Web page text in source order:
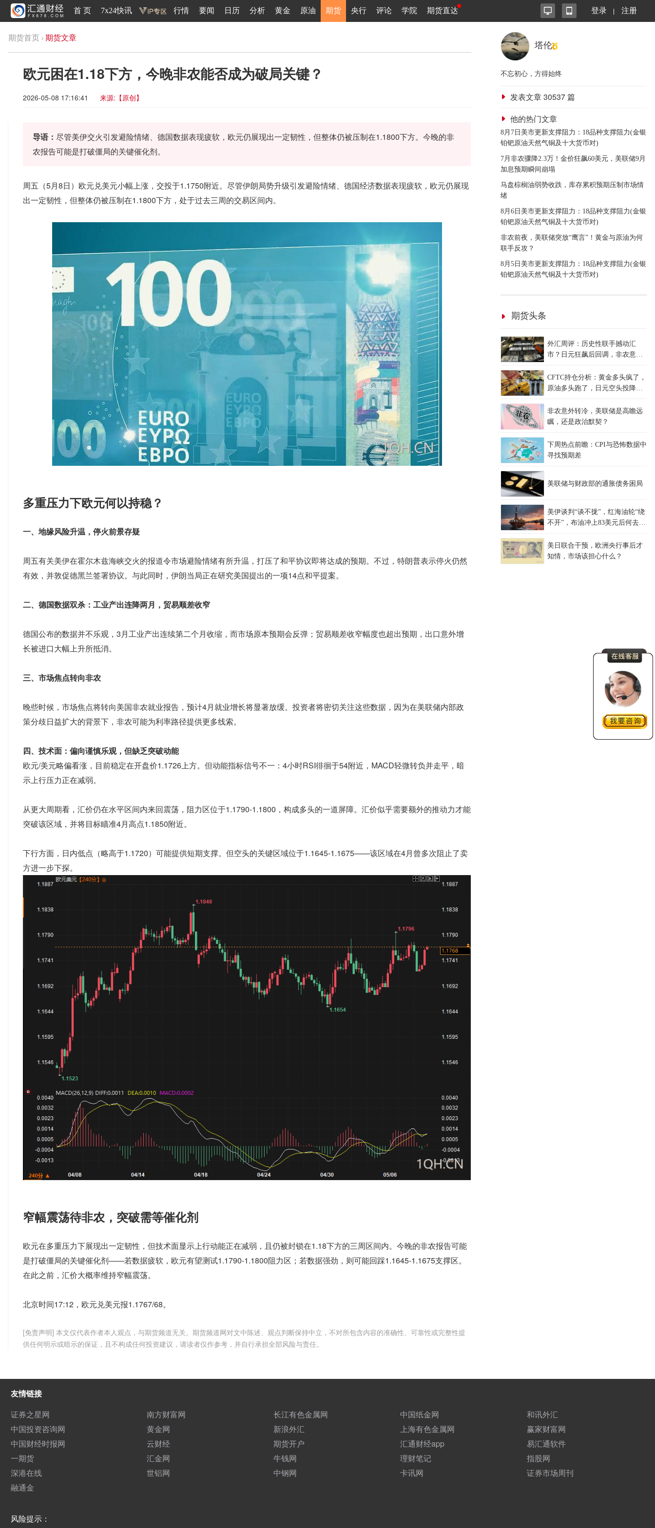
首 页 7x24快讯 行情 要闻 日历 分析 黄金 原油 期货 央行 评论 学院 期货直达 登录 注册
期货首页 期货文章
欧元困在1.18下方，今晚非农能否成为破局关键？
2026-05-08 17:16:41 来源:【原创】
导语： 尽管美伊交火引发避险情绪、德国数据表现疲软，欧元仍展现出一定韧性，但整体仍被压制在1.1800下方。今晚的非
农报告可能是打破僵局的关键催化剂。
周五（5月8日）欧元兑美元小幅上涨，交投于1.1750附近。尽管伊朗局势升级引发避险情绪、德国经济数据表现疲软，欧元仍展现
出一定韧性，但整体仍被压制在1.1800下方，处于过去三周的交易区间内。
多重压力下欧元何以持稳？
一、地缘风险升温，停火前景存疑
周五有关美伊在霍尔木兹海峡交火的报道令市场避险情绪有所升温，打压了和平协议即将达成的预期。不过，特朗普表示停火仍然
有效，并敦促德黑兰签署协议。与此同时，伊朗当局正在研究美国提出的一项14点和平提案。
二、德国数据双杀：工业产出连降两月，贸易顺差收窄
德国公布的数据并不乐观，3月工业产出连续第二个月收缩，而市场原本预期会反弹；贸易顺差收窄幅度也超出预期，出口意外增
长被进口大幅上升所抵消。
三、市场焦点转向非农
晚些时候，市场焦点将转向美国非农就业报告，预计4月就业增长将显著放缓。投资者将密切关注这些数据，因为在美联储内部政
策分歧日益扩大的背景下，非农可能为利率路径提供更多线索。
四、技术面：偏向谨慎乐观，但缺乏突破动能
欧元/美元略偏看涨，目前稳定在开盘价1.1726上方。但动能指标信号不一：4小时RSI徘徊于54附近，MACD轻微转负并走平，暗
示上行压力正在减弱。
从更大周期看，汇价仍在水平区间内来回震荡，阻力区位于1.1790-1.1800，构成多头的一道屏障。汇价似乎需要额外的推动力才能
突破该区域，并将目标瞄准4月高点1.1850附近。
下行方面，日内低点（略高于1.1720）可能提供短期支撑。但空头的关键区域位于1.1645-1.1675——该区域在4月曾多次阻止了卖
方进一步下探。
窄幅震荡待非农，突破需等催化剂
欧元在多重压力下展现出一定韧性，但技术面显示上行动能正在减弱，且仍被封锁在1.18下方的三周区间内。今晚的非农报告可能
是打破僵局的关键催化剂——若数据疲软，欧元有望测试1.1790-1.1800阻力区；若数据强劲，则可能回踩1.1645-1.1675支撑区。
在此之前，汇价大概率维持窄幅震荡。
北京时间17:12，欧元兑美元报1.1767/68。
[免责声明] 本文仅代表作者本人观点，与期货频道无关。期货频道网对文中陈述、观点判断保持中立，不对所包含内容的准确性、可靠性或完整性提
供任何明示或暗示的保证，且不构成任何投资建议，请读者仅作参考，并自行承担全部风险与责任。
塔伦
不忘初心，方得始终
发表文章30537篇
他的热门文章
8月7日美市更新支撑阻力：18品种支撑阻力(金银
铂钯原油天然气铜及十大货币对)
7月非农骤降2.3万！金价狂飙60美元，美联储9月
加息预期瞬间崩塌
马盘棕榈油弱势收跌，库存累积预期压制市场情
绪
8月6日美市更新支撑阻力：18品种支撑阻力(金银
铂钯原油天然气铜及十大货币对)
非农前夜，美联储突放“鹰言”！黄金与原油为何
联手反攻？
8月5日美市更新支撑阻力：18品种支撑阻力(金银
铂钯原油天然气铜及十大货币对)
期货头条
外汇周评：历史性联手撼动汇
市？日元狂飙后回调，非农意外
CFTC持仓分析：黄金多头疯了，
原油多头跑了，日元空头投降
非农意外转冷，美联储是高瞻远
瞩，还是政治默契？
下周热点前瞻：CPI与恐怖数据中
寻找预期差
美联储与财政部的通胀债务困局
美伊谈判“谈不拢”，红海油轮“绕
不开”，布油冲上83美元后何去何
美日联合干预，欧洲央行事后才
知情，市场该担心什么？
友情链接
证券之星网
南方财富网 长江有色金属网 中国纸金网
和讯外汇
中国投资咨询网
黄金网 新浪外汇 上海有色金属网
赢家财富网
中国财经时报网
云财经 期货开户 汇通财经app
易汇通软件
一期货
汇金网 牛钱网 理财笔记
指股网
深港在线
世铝网 中钢网 卡讯网
证券市场周刊
融通金
风险提示：